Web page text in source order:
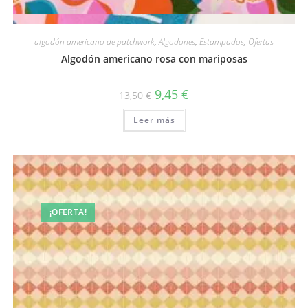
Vista rápida
algodón americano de patchwork,Algodones, Estampados, Ofertas
Algodón americano rosa con mariposas
13,50€ El
precio
original
era:
13,50 €.
9,45 €
Leer más
¡OFERTA!